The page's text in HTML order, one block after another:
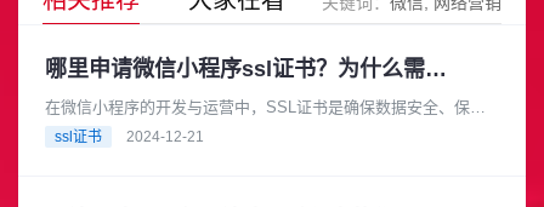
哪里申请微信小程序ssl证书？为什么需要申请？
在微信小程序的开发与运营中，SSL证书是确保数据安全、保护
用户隐私和提升用户信任的重要工具。根据微信的相关要求，开
ssl证书 2024-12-21